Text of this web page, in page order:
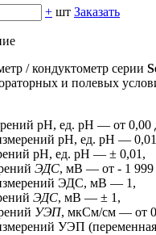
+ шт Заказать
/ кондуктометр серии
и полевых
pH, ед. pH — от 0,00
pH, ед. pH —
pH, ед. pH — ± 0,01,
ЭДС, мВ — от - 1 999
измерений ЭДС, мВ — 1,
ЭДС, мВ — ± 1,
УЭП, мкСм/см — от
УЭП